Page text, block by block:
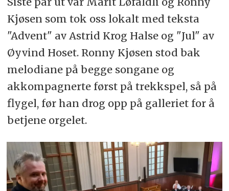
Kjøsen som tok oss lokalt med teksta
"Advent" av Astrid Krog Halse og "Jul" av
Øyvind Hoset. Ronny Kjøsen stod bak
melodiane på begge songane og
akkompagnerte først på trekkspel, så på
flygel, før han drog opp på galleriet for å
betjene orgelet.